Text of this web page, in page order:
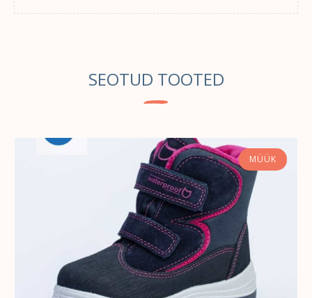
SEOTUD TOOTED
MÜÜK